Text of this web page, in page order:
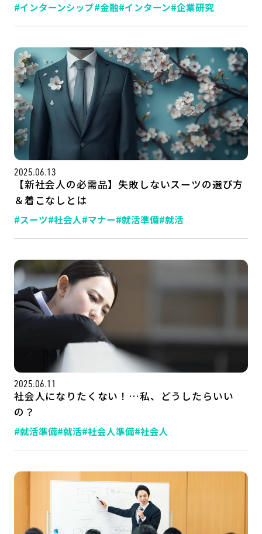
#インターンシップ#金融#インターン#企業研究
2025.06.13
【新社会人の必需品】失敗しないスーツの選び方
＆着こなしとは
#スーツ#社会人#マナー#就活準備#就活
2025.06.11
社会人になりたくない！…私、どうしたらいい
の？
#就活準備#就活#社会人準備#社会人